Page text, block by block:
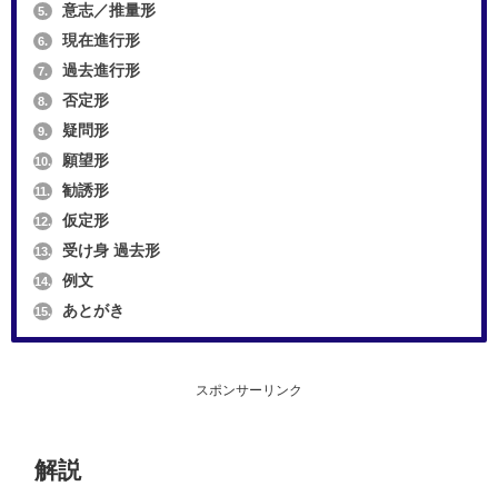
5. 意志／推量形
6. 現在進行形
7. 過去進行形
8. 否定形
9. 疑問形
10. 願望形
11. 勧誘形
12. 仮定形
13. 受け身 過去形
14. 例文
15. あとがき
スポンサーリンク
解説